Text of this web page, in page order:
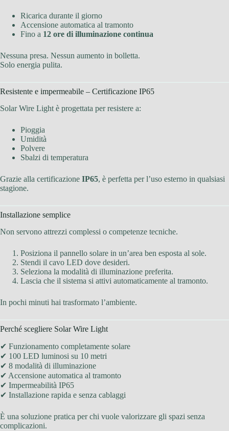
Ricarica durante il giorno
Accensione automatica al tramonto
Fino a 12 ore di illuminazione continua
Nessuna presa. Nessun aumento in bolletta.
Solo energia pulita.
Resistente e impermeabile – Certificazione IP65
Solar Wire Light è progettata per resistere a:
Pioggia
Umidità
Polvere
Sbalzi di temperatura
Grazie alla certificazione IP65, è perfetta per l’uso esterno in qualsiasi
stagione.
Installazione semplice
Non servono attrezzi complessi o competenze tecniche.
Posiziona il pannello solare in un’area ben esposta al sole.
Stendi il cavo LED dove desideri.
Seleziona la modalità di illuminazione preferita.
Lascia che il sistema si attivi automaticamente al tramonto.
In pochi minuti hai trasformato l’ambiente.
Perché scegliere Solar Wire Light
✔ Funzionamento completamente solare
✔ 100 LED luminosi su 10 metri
✔ 8 modalità di illuminazione
✔ Accensione automatica al tramonto
✔ Impermeabilità IP65
✔ Installazione rapida e senza cablaggi
È una soluzione pratica per chi vuole valorizzare gli spazi senza
complicazioni.